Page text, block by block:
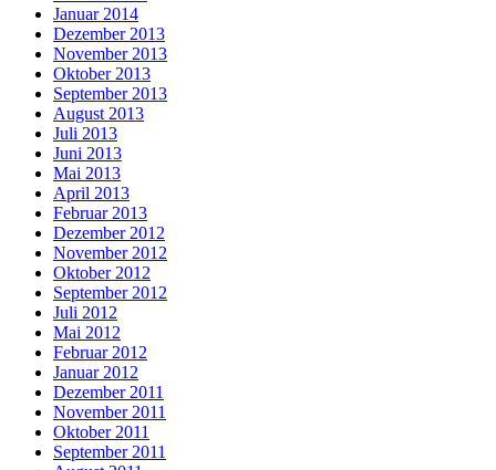
Januar 2014
Dezember 2013
November 2013
Oktober 2013
September 2013
August 2013
Juli 2013
Juni 2013
Mai 2013
April 2013
Februar 2013
Dezember 2012
November 2012
Oktober 2012
September 2012
Juli 2012
Mai 2012
Februar 2012
Januar 2012
Dezember 2011
November 2011
Oktober 2011
September 2011